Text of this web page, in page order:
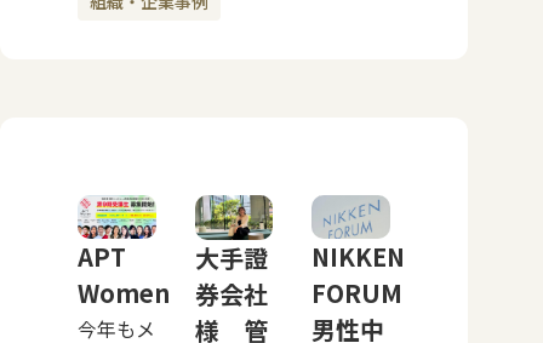
APT
Women
今年もメ
大手證
券会社
様 管
NIKKEN
FORUM
男性中